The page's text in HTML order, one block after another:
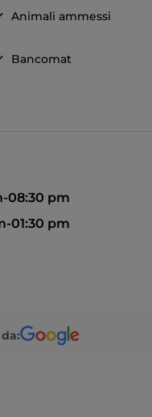
Animali ammessi
Bancomat
08:30 pm
01:30 pm